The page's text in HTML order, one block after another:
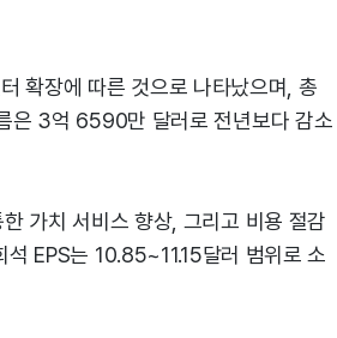
확장에 따른 것으로 나타났으며, 총
은 3억 6590만 달러로 전년보다 감소
가치 서비스 향상, 그리고 비용 절감
EPS는 10.85~11.15달러 범위로 소